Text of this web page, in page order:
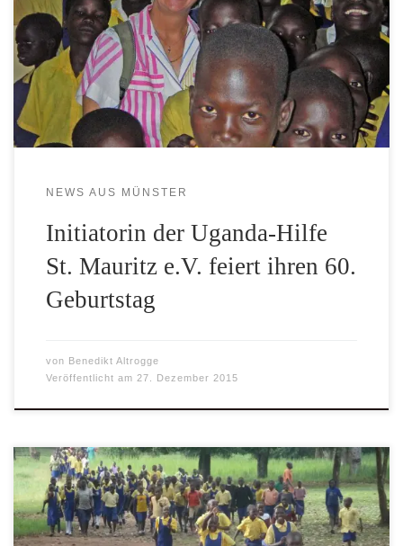
Geburtstag. Durch ihre zufällige Begegnung mit dem
ugandischen Priester Sabino Odoki im Jahr 1988 ist die
Idee der Zusammenarbeit entstanden, die 1993 zur
Gründung der Uganda-Hilfe führte. Als „Mutter“ des
Projektes organisierst und führst du […]
NEWS AUS MÜNSTER
Initiatorin der Uganda-Hilfe
St. Mauritz e.V. feiert ihren 60.
Geburtstag
von Benedikt Altrogge
Veröffentlicht am 27. Dezember 2015
Bau des kleinen Krankenhauses im Norden Ugandas steht
in den Startlöchern -Klaus Baumeister- Münster – „Die erste
Rate ist bereits auf dem Weg nach Uganda.“ Ulrich